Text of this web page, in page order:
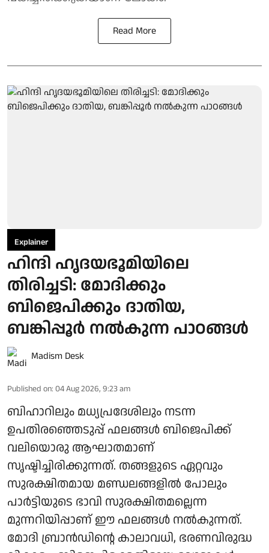
Read More
Explainer
ഹിന്ദി ഹൃദയഭൂമിയിലെ
തിരിച്ചടി: മോദിക്കും
ബിജെപിക്കും ദാതിയ,
ബങ്കിപ്പൂര്‍ നല്‍കുന്ന പാഠങ്ങള്‍
Madism Desk
Published on: 04 Aug 2026, 9:23 am
ബിഹാറിലും മധ്യപ്രദേശിലും നടന്ന
ഉപതിരഞ്ഞെടുപ്പ് ഫലങ്ങള്‍ ബിജെപിക്ക്
വലിയൊരു ആഘാതമാണ്
സൃഷ്ടിച്ചിരിക്കുന്നത്. തങ്ങളുടെ ഏറ്റവും
സുരക്ഷിതമായ മണ്ഡലങ്ങളില്‍ പോലും
പാര്‍ട്ടിയുടെ ഭാവി സുരക്ഷിതമല്ലെന്ന
മുന്നറിയിപ്പാണ് ഈ ഫലങ്ങള്‍ നല്‍കുന്നത്.
മോദി ബ്രാന്‍ഡിന്റെ കാലാവധി, ഭരണവിരുദ്ധ